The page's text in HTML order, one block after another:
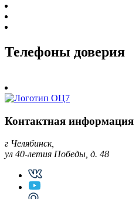
Телефоны доверия
Контактная информация
г Челябинск,
ул 40-летия Победы, д. 48